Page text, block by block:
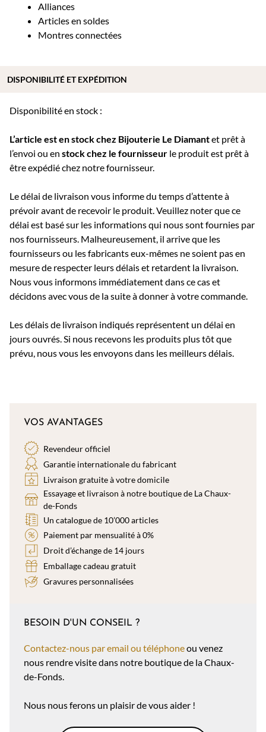
Alliances
Articles en soldes
Montres connectées
Disponibilité en stock :
L’article est en stock chez Bijouterie Le Diamantet prêt à
l’envoi ou en stock chez le fournisseur le produit est prêt à
être expédié chez notre fournisseur.
Le délai de livraison vous informe du temps d’attente à
prévoir avant de recevoir le produit. Veuillez noter que ce
délai est basé sur les informations qui nous sont fournies par
nos fournisseurs. Malheureusement, il arrive que les
fournisseurs ou les fabricants eux-mêmes ne soient pas en
mesure de respecter leurs délais et retardent la livraison.
Nous vous informons immédiatement dans ce cas et
décidons avec vous de la suite à donner à votre commande.
Les délais de livraison indiqués représentent un délai en
jours ouvrés. Si nous recevons les produits plus tôt que
prévu, nous vous les envoyons dans les meilleurs délais.
DISPONIBILITÉ ET EXPÉDITION
VOS AVANTAGES
Revendeur officiel
Garantie internationale du fabricant
Livraison gratuite à votre domicile
Essayage et livraison à notre boutique de La Chaux-
de-Fonds
Un catalogue de 10’000 articles
Paiement par mensualité à 0%
Droit d’échange de 14 jours
Emballage cadeau gratuit
Gravures personnalisées
BESOIN D'UN CONSEIL ?
Contactez-nous par email ou téléphoneou venez
nous rendre visite dans notre boutique de la Chaux-
de-Fonds.
Nous nous ferons un plaisir de vous aider !